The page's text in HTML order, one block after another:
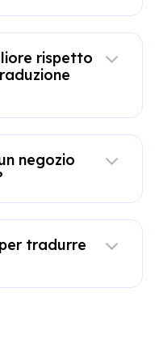
rispetto
negozio
tradurre